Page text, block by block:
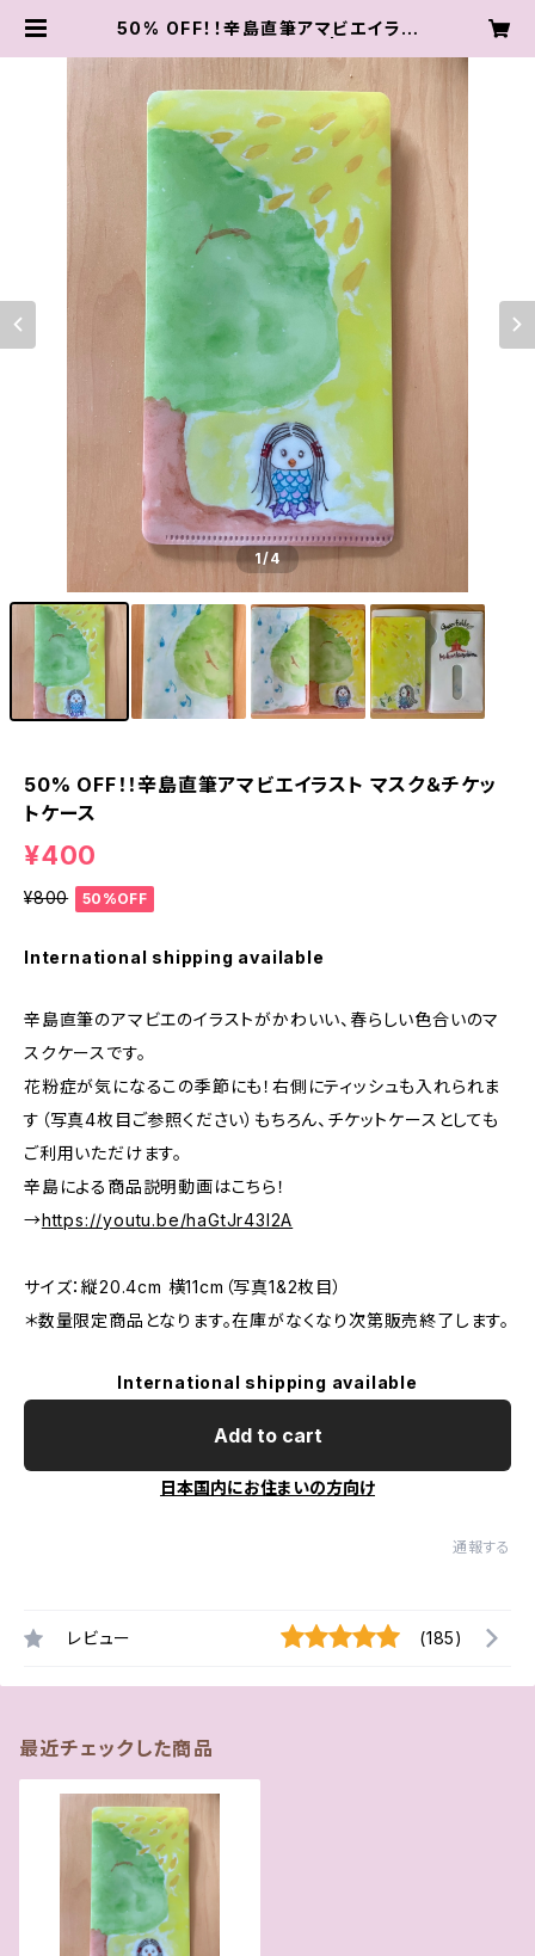
50% OFF！！辛島直筆アマビエイラス
maya
1/4
50% OFF！！辛島直筆アマビエイラスト マスク＆チケッ
トケース
¥400
¥800 50%OFF
International shipping available
辛島直筆のアマビエのイラストがかわいい、春らしい色合いのマ
スクケースです。
花粉症が気になるこの季節にも！右側にティッシュも入れられま
す（写真4枚目ご参照ください）もちろん、チケットケースとしても
ご利用いただけます。
辛島による商品説明動画はこちら！
→https://youtu.be/haGtJr43l2A
サイズ：縦20.4cm 横11cm（写真1&2枚目）
＊数量限定商品となります。在庫がなくなり次第販売終了します。
International shipping available
Add to cart
日本国内にお住まいの方向け
通報する
レビュー (185)
最近チェックした商品